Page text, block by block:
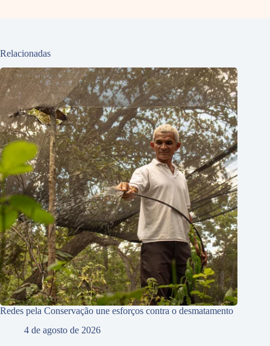
Relacionadas
Redes pela Conservação une esforços contra o desmatamento
4 de agosto de 2026